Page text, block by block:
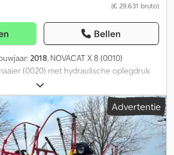
(€ 29.631 bruto)
Bellen
2018, NOVACAT X 8 (0010)
(0020) met hydraulische oplegdruk
bediening (0050) hydraulische
Dcsdpfx Aex R I H Teg Hjk (0070)
Advertentie